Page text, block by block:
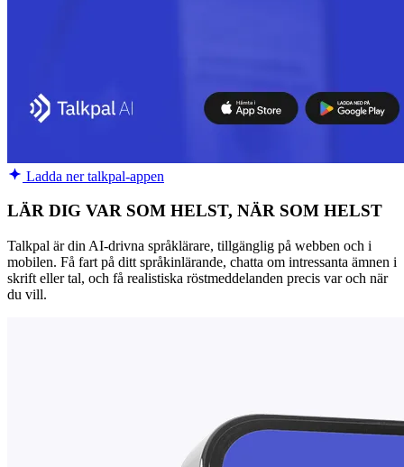
Ladda ner talkpal-appen
LÄR DIG VAR SOM HELST, NÄR SOM HELST
Talkpal är din AI-drivna språklärare, tillgänglig på webben och i
mobilen. Få fart på ditt språkinlärande, chatta om intressanta ämnen i
skrift eller tal, och få realistiska röstmeddelanden precis var och när
du vill.